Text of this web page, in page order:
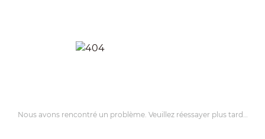
Nous avons rencontré un problème. Veuillez réessayer plus tard…